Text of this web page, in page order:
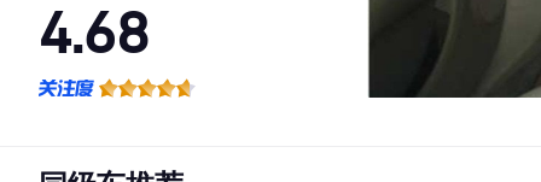
4.68
·空间表现较为优秀，优于79%同级车